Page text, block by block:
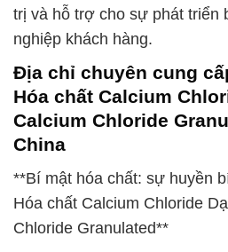
trị và hỗ trợ cho sự phát triển
nghiệp khách hàng.
Địa chỉ chuyên cung
Hóa chất Calcium
Calcium Chloride
China
**Bí mật hóa chất: sự huyền
Hóa chất Calcium Chloride
Chloride Granulated**